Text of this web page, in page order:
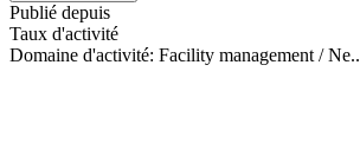
Publié depuis
Taux d'activité
Domaine d'activité: Facility management / Ne..